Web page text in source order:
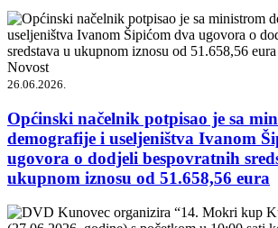
Novost
26.06.2026.
Općinski načelnik potpisao je sa
demografije i useljeništva Ivanom
ugovora o dodjeli bespovratnih
ukupnom iznosu od 51.658,56 eura